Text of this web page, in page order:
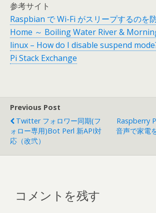
参考サイト
Raspbian で Wi-Fi がスリープするのを
Home ～ Boiling Water River &
linux – How do I disable suspend
Pi Stack Exchange
Previous Post
Twitter フォロワー同期(フ
ォロー専用)Bot Perl 新API対
応（改弐）
Raspberry
音声で家電
コメントを残す